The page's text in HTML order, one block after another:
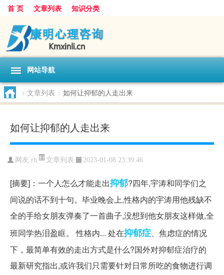
首 页 文章列表 知识分类
网站导航
> 文章列表 > 如何让抑郁的人走出来
如何让抑郁的人走出来
网友:rh 文章列表 2023-01-08 23:39:46
[摘要]：一个人怎么才能走出抑郁?四年,宇涛和同学们之
间说的话不到十句。毕业晚会上,性格内的宇涛用他残缺不
全的手给女朋友弹奏了一首曲子,没想到他女朋友这样做,全
班同学热泪盈眶。 性格内... 处在抑郁症、焦虑症的情况
下，最简单有效的走出方式是什么?国外对抑郁症治疗的
最新研究指出,或许我们只需要针对日常所吃的食物进行调